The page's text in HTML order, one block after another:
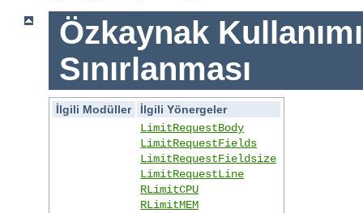
Özkaynak
Sınırlanması
İlgili Modüller
İlgili Yönergeler
LimitRequestBody
LimitRequestFields
LimitRequestFieldsize
LimitRequestLine
RLimitCPU
RLimitMEM